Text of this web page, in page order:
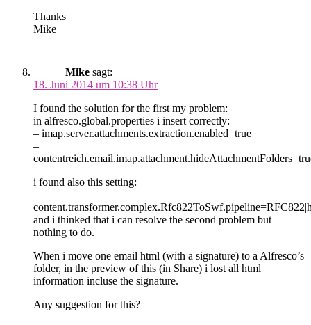
Thanks
Mike
Mike sagt:
18. Juni 2014 um 10:38 Uhr
I found the solution for the first my problem:
in alfresco.global.properties i insert correctly:
– imap.server.attachments.extraction.enabled=true
–
i found also this setting:
–
and i thinked that i can resolve the second problem but
nothing to do.
When i move one email html (with a signature) to a Alfresco’s
folder, in the preview of this (in Share) i lost all html
information incluse the signature.
Any suggestion for this?